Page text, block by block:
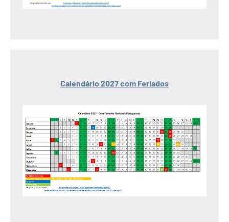
Calendário 2027 com Feriados